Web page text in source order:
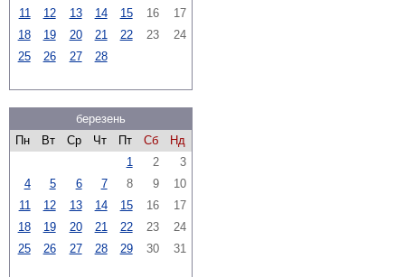
11
12 13 14 15 16
17
18
19 20 21 22 23
24
25
26 27 28
березень
Пн
Вт Ср Чт Пт Сб
Нд
1
2
3
4
5 6 7 8 9
10
11
12 13 14 15 16
17
18
19 20 21 22 23
24
25
26 27 28 29 30 31